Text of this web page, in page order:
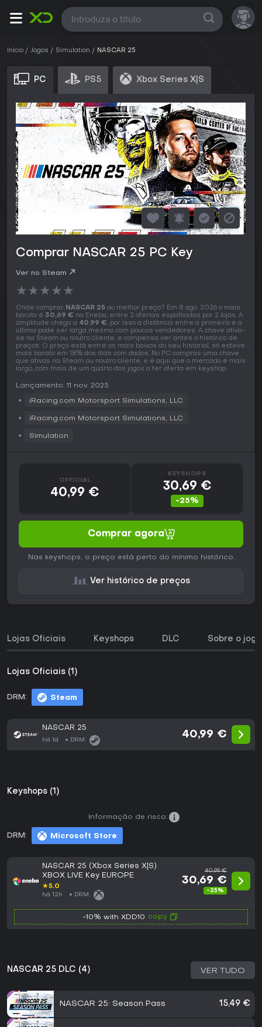
Todas
Início Jogos Simulation NASCAR 25
PC PS5 Xbox Series X|S
Comprar NASCAR 25 PC Key
Ver no Steam
★★★★★
Onde comprar NASCAR 25 ao melhor preço? Em 8 ago. 2026 o mais
barato é 30,69 € na Eneba, entre 2 ofertas espalhadas por 2 lojas. A
amplitude chega a 40,99 €, por isso a distância entre a primeira e a
última pode ser larga mesmo com poucos vendedores. A chave ativa-
se na Steam ou noutro cliente, e compensa ver antes o histórico de
preços. O preço está entre os mais baixos do seu historial, só esteve
mais barato em 18% dos dias com dados. No PC compras uma chave
que ativas na Steam ou noutro cliente, e é aqui que o mercado é mais
largo, com mais de um quarto dos jogos a ter oferta em keyshop.
Lançamento: 11 nov. 2025
iRacing.com Motorsport Simulations, LLC
iRacing.com Motorsport Simulations, LLC
Simulation
OFFICIAL
40,99 €
KEYSHOPS
30,69 €
-25%
Comprar agora
Nas keyshops, o preço está perto do mínimo histórico.
Ver histórico de preços
Lojas Oficiais Keyshops DLC Sobre o jogo
Lojas Oficiais (1)
DRM: Steam
NASCAR 25
há 1d DRM:
40,99 €
Keyshops (1)
DRM: Microsoft Store
Informação de risco:
NASCAR 25 (Xbox Series X|S)
XBOX LIVE Key EUROPE
★5.0
há 12h DRM:
40,99 €
30,69 €
-25%
-10% with XDD10 copy
NASCAR 25 DLC (4) VER TUDO
NASCAR 25: Season Pass 15,49 €